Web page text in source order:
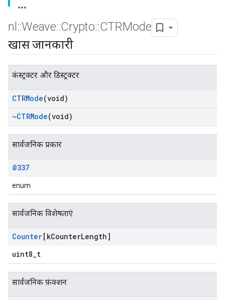
nl ::Weave::Crypto::CTRMode
खास जानकारी
कंस्ट्रक्टर और डिस्ट्रक्टर
CTRMode(void)
~CTRMode(void)
सार्वजनिक प्रकार
@337
enum
सार्वजनिक विशेषताएं
Counter[kCounterLength]
uint8_t
सार्वजनिक फ़ंक्शन